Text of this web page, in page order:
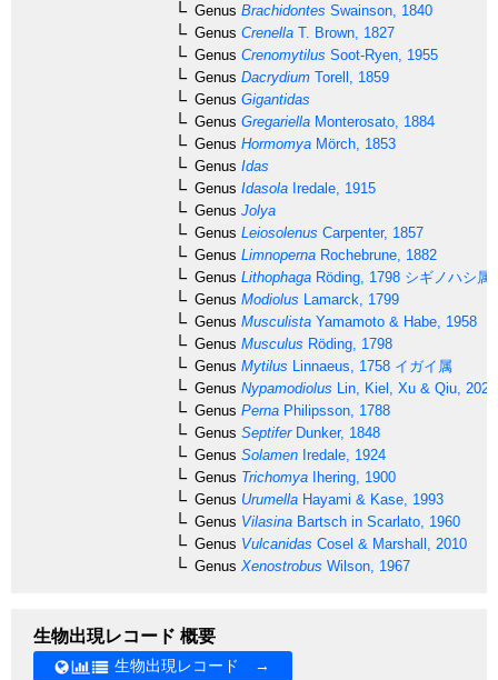
Genus Brachidontes Swainson, 1840
Genus Crenella T. Brown, 1827
Genus Crenomytilus Soot-Ryen, 1955
Genus Dacrydium Torell, 1859
Genus Gigantidas
Genus Gregariella Monterosato, 1884
Genus Hormomya Mörch, 1853
Genus Idas
Genus Idasola Iredale, 1915
Genus Jolya
Genus Leiosolenus Carpenter, 1857
Genus Limnoperna Rochebrune, 1882
Genus Lithophaga Röding, 1798 シギノハシ属
Genus Modiolus Lamarck, 1799
Genus Musculista Yamamoto & Habe, 1958
Genus Musculus Röding, 1798
Genus Mytilus Linnaeus, 1758 イガイ属
Genus Nypamodiolus Lin, Kiel, Xu & Qiu, 2022
Genus Perna Philipsson, 1788
Genus SeptiferDunker, 1848
Genus Solamen Iredale, 1924
Genus Trichomya Ihering, 1900
Genus Urumella Hayami & Kase, 1993
Genus Vilasina Bartsch in Scarlato, 1960
Genus Vulcanidas Cosel & Marshall, 2010
Genus Xenostrobus Wilson, 1967
生物出現レコード 概要
生物出現レコード →